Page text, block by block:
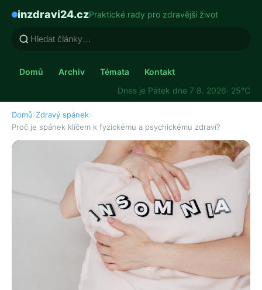
inzdravi24.czPraktické rady pro zdravější život
Domů Archiv Témata
Kontakt
Dnes je Pátek dne 7 8. 2026· 25°C
Domů›Zdravý spánek›
Proč je spánek klíčem k fyzickému a psychickému zdraví?